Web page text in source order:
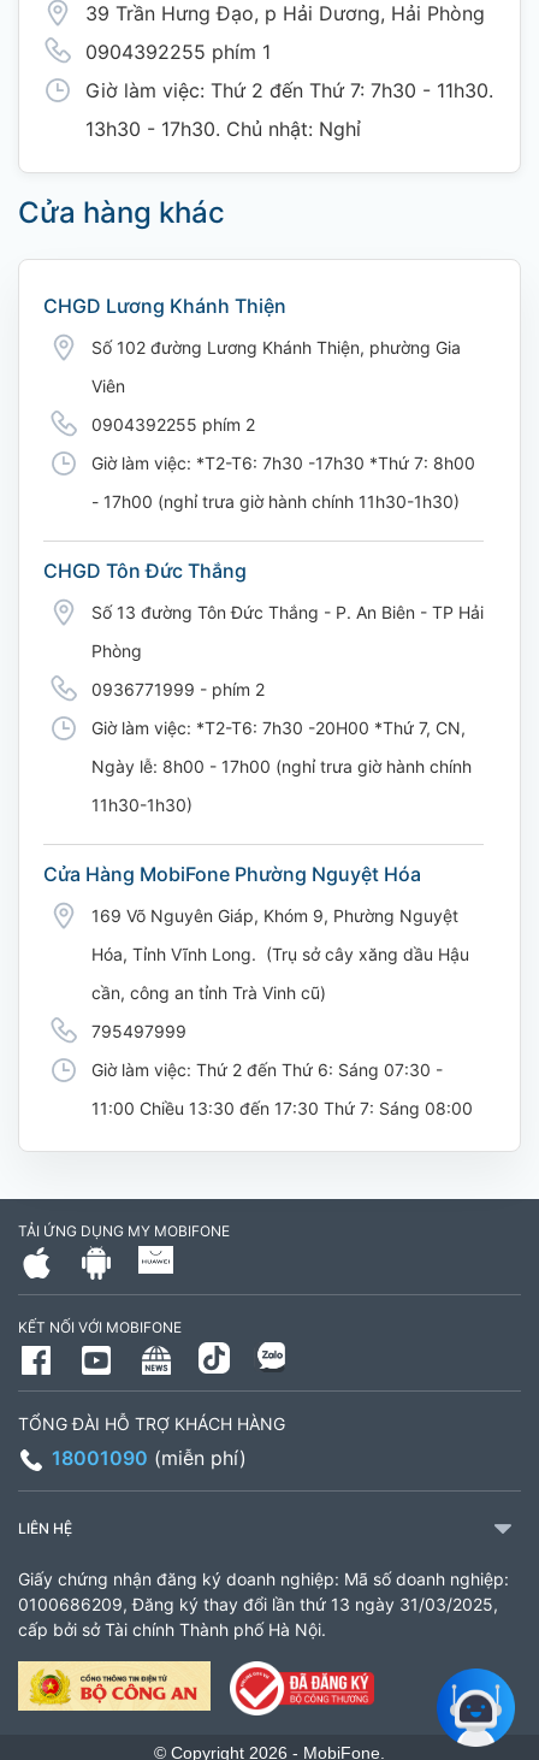
39 Trần Hưng Đạo, p Hải Dương, Hải Phòng
0904392255 phím 1
Giờ làm việc: Thứ 2 đến Thứ 7: 7h30 - 11h30.
13h30 - 17h30. Chủ nhật: Nghỉ
Cửa hàng khác
CHGD Lương Khánh Thiện
Số 102 đường Lương Khánh Thiện, phường Gia
Viên
0904392255 phím 2
Giờ làm việc: *T2-T6: 7h30 -17h30 *Thứ 7: 8h00
- 17h00 (nghỉ trưa giờ hành chính 11h30-1h30)
CHGD Tôn Đức Thắng
Số 13 đường Tôn Đức Thắng - P. An Biên - TP Hải
Phòng
0936771999 - phím 2
Giờ làm việc: *T2-T6: 7h30 -20H00 *Thứ 7, CN,
Ngày lễ: 8h00 - 17h00 (nghỉ trưa giờ hành chính
11h30-1h30)
Cửa Hàng MobiFone Phường Nguyệt Hóa
169 Võ Nguyên Giáp, Khóm 9, Phường Nguyệt
Hóa, Tỉnh Vĩnh Long. (Trụ sở cây xăng dầu Hậu
cần, công an tỉnh Trà Vinh cũ)
795497999
Giờ làm việc: Thứ 2 đến Thứ 6: Sáng 07:30 -
11:00 Chiều 13:30 đến 17:30 Thứ 7: Sáng 08:00
- 11:30 chiều 13:00 đến 17:00
CH 21B Ba La (CH 16 Ba La)
Số 16 đường Ba La, phường Kiến Hưng, TP. Hà
Nội (gần ngã ba Ba La, nằm trên tuyến đường
quốc lộ 21B)
903460846
Giờ làm việc: 8:00 - 18:00
Giờ làm việc: 8:00 - 18:00
Cửa hàng MobiFone Lắk
206 Nguyễn Tất Thành, Xã Liên Sơn Lắk, Tỉnh
Đắk Lắk
TẢI ỨNG DỤNG MY MOBIFONE
KẾT NỐI VỚI MOBIFONE
TỔNG ĐÀI HỖ TRỢ KHÁCH HÀNG
18001090 (miễn phí)
LIÊN HỆ
Giấy chứng nhận đăng ký doanh nghiệp: Mã số doanh nghiệp:
0100686209, Đăng ký thay đổi lần thứ 13 ngày 31/03/2025,
cấp bởi sở Tài chính Thành phố Hà Nội.
© Copyright 2026 - MobiFone.